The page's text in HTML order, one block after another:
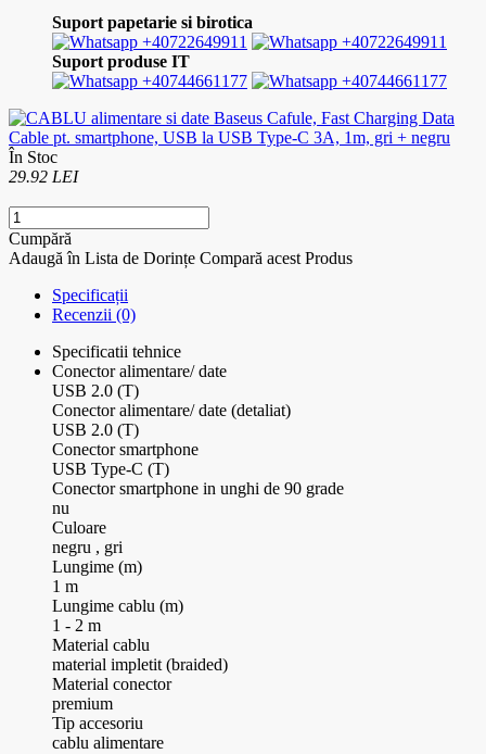
Suport papetarie si birotica
+40722649911
+40722649911
Suport produse IT
+40744661177
+40744661177
În Stoc
29.92 LEI
Cumpără
Adaugă în Lista de Dorințe Compară acest Produs
Specificații
Recenzii (0)
Specificatii tehnice
Conector alimentare/ date
USB 2.0 (T)
Conector alimentare/ date (detaliat)
USB 2.0 (T)
Conector smartphone
USB Type-C (T)
Conector smartphone in unghi de 90 grade
nu
Culoare
negru , gri
Lungime (m)
1 m
Lungime cablu (m)
1 - 2 m
Material cablu
material impletit (braided)
Material conector
premium
Tip accesoriu
cablu alimentare